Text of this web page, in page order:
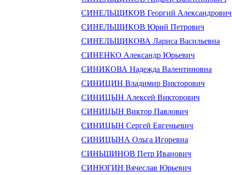
СИНЕЛЬЩИКОВ Георгий Александрович
СИНЕЛЬЩИКОВ Юрий Петрович
СИНЕЛЬЩИКОВА Лариса Васильевна
СИНЕНКО Александр Юрьевич
СИНИКОВА Надежда Валентиновна
СИНИЦИН Владимир Викторович
СИНИЦЫН Алексей Викторович
СИНИЦЫН Виктор Павлович
СИНИЦЫН Сергей Евгеньевич
СИНИЦЫНА Ольга Игоревна
СИНЬШИНОВ Петр Иванович
СИНЮГИН Вячеслав Юрьевич